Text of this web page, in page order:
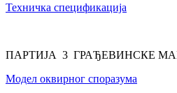
Техничка спецификација
ПАРТИЈА 3 ГРАЂЕВИНСКЕ
Модел оквирног споразума